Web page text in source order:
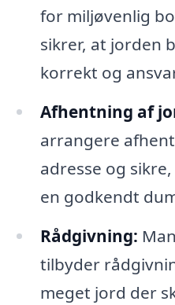
for miljøvenlig
sikrer, at jorden
korrekt og
Afhentning af
arrangere
adresse og
en godkendt
Rådgivning:
tilbyder
meget jord der